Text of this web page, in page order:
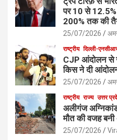
पर 10 से
200% तक की
25/07/2026
राष्ट्रीय दिल्ली-
CJP आंदोलन से
किस ने दी
25/07/2026
राष्ट्रीय राज्य उत्तर
अलीगंज
मौत की वजह
25/07/2026